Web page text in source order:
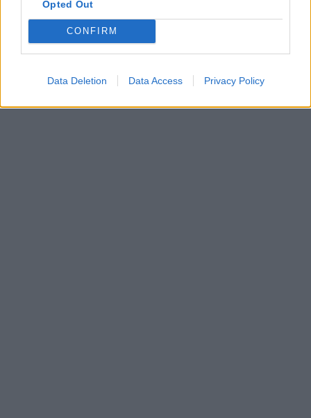
Opted Out
CONFIRM
Data Deletion Data Access Privacy Policy
zblíženia intenzívnejší pôžitok
22. septembra 2025
Máte vysokú spotrebu vody a málo úspor na blížiace sa ročné
29. januára 2025